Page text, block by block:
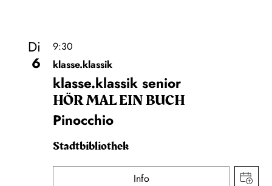
Di
6
9:30
klasse.klassik
klasse.klassik senior
HÖR MAL EIN BUCH
Pinocchio
Stadtbibliothek
Info